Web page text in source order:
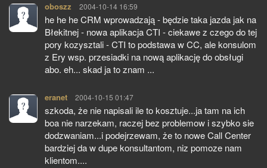
oboszz pisze:
2004-10-14 16:59
he he he CRM wprowadzają - będzie taka jazda jak na
Błekitnej - nowa aplikacja CTI - ciekawe z czego do tej
pory kozysztali - CTI to podstawa w CC, ale konsulom
z Ery wsp. przesiadki na nową aplikację do obsługi
abo. eh... skad ja to znam ...
eranet pisze:
2004-10-15 01:47
szkoda, że nie napisali ile to kosztuje...ja tam na ich
boa nie narzekam, raczej bez problemow i szybko sie
dodzwaniam...i podejrzewam, że to nowe Call Center
bardziej da w dupe konsultantom, niz pomoze nam
klientom....